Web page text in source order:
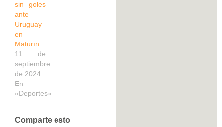
sin goles
ante
Uruguay
en
Maturín
11 de
septiembre
de 2024
En
«Deportes»
Comparte esto